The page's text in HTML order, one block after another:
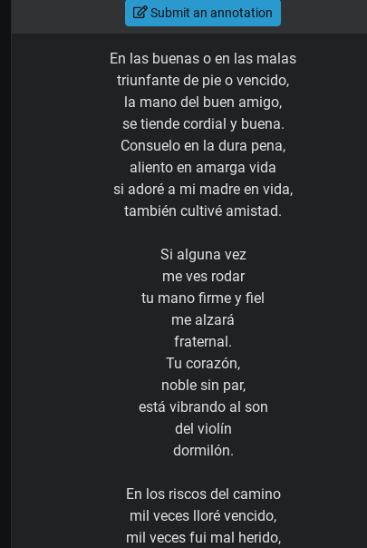
Submit an annotation
En las buenas o en las malas
triunfante de pie o vencido,
la mano del buen amigo,
se tiende cordial y buena.
Consuelo en la dura pena,
aliento en amarga vida
si adoré a mi madre en vida,
también cultivé amistad.
Si alguna vez
me ves rodar
tu mano firme y fiel
me alzará
fraternal.
Tu corazón,
noble sin par,
está vibrando al son
del violín
dormilón.
En los riscos del camino
mil veces lloré vencido,
mil veces fui mal herido,